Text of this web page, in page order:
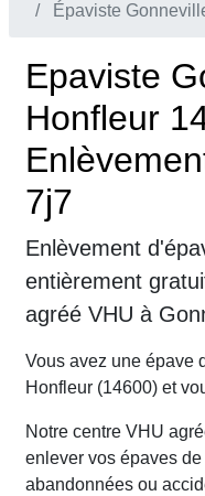
Épaviste
Epaviste
Honfleur
7j7
Enlèvement
entièrement
agréé VHU à
Vous avez une épave
Honfleur (14600) et
Notre centre VHU
enlever vos épaves
abandonnées ou